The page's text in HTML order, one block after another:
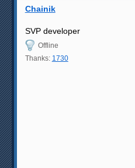
Chainik
SVP developer
Offline
Thanks: 1730